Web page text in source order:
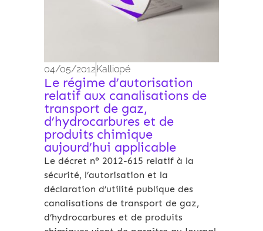
04/05/2012Kalliopé
Le régime d’autorisation
relatif aux canalisations de
transport de gaz,
d’hydrocarbures et de
produits chimique
aujourd’hui applicable
Le décret n° 2012-615 relatif à la
sécurité, l’autorisation et la
déclaration d’utilité publique des
canalisations de transport de gaz,
d’hydrocarbures et de produits